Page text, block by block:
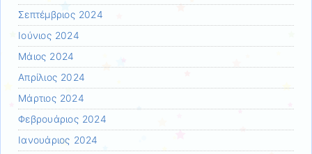
Σεπτέμβριος 2024
Ιούνιος 2024
Μάιος 2024
Απρίλιος 2024
Μάρτιος 2024
Φεβρουάριος 2024
Ιανουάριος 2024